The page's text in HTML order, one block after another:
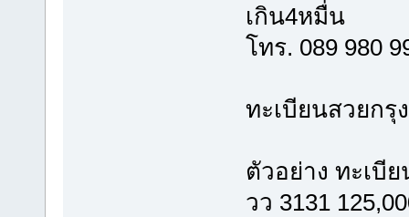
เกิน4หมื่น
โทร. 089 980
ทะเบียนสวยกรุ
ตัวอย่าง ทะเบี
วว 3131